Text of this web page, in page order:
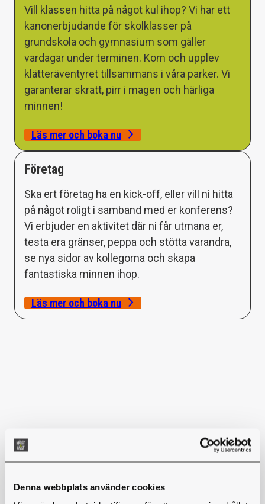
Denna webbplats använder cookies
Vill klassen hitta på något kul ihop? Vi har ett
kanonerbjudande för skolklasser på
grundskola och gymnasium som gäller
vardagar under terminen. Kom och upplev
klätteräventyret tillsammans i våra parker. Vi
garanterar skratt, pirr i magen och härliga
minnen!
Läs mer och boka nu
Företag
Ska ert företag ha en kick-off, eller vill ni hitta
på något roligt i samband med er konferens?
Vi erbjuder en aktivitet där ni får utmana er,
testa era gränser, peppa och stötta varandra,
se nya sidor av kollegorna och skapa
fantastiska minnen ihop.
Läs mer och boka nu
Vad tycker våra gäster?